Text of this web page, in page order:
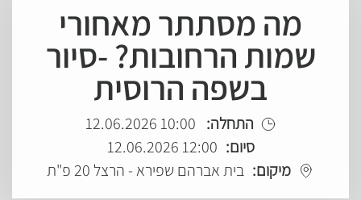
מה מסתתר מאחורי
שמות הרחובות? -סיור
בשפה הרוסית
התחלה: 10:00 12.06.2026
סיום: 12:00 12.06.2026
מיקום: בית אברהם שפירא - הרצל 20 פ"ת